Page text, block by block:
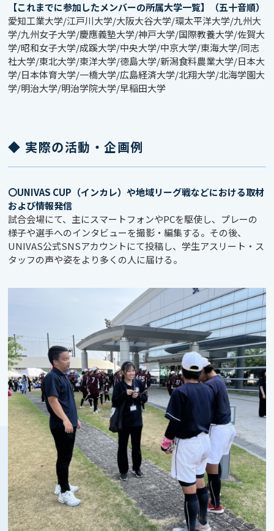
【これまでに参加したメンバーの所属大学一覧】（五十音順）
愛知工業大学/江戸川大学/大阪大谷大学/環太平洋大学/九州大
学/九州女子大学/慶應義塾大学/神戸大学/国際教養大学/佐賀大
学/昭和女子大学/成蹊大学/中央大学/中京大学/東海大学/同志
社大学/東北大学/東洋大学/徳島大学/新潟食料農業大学/日本大
学/日本体育大学/一橋大学/広島経済大学/北翔大学/北海学園大
学/明治大学/明治学院大学/早稲田大学
◆ 実際の活動・企画例
〇UNIVAS CUP（インカレ）や地域リーグ戦などにおける取材
および情報発信
試合会場にて、主にスマートフォンやPCを駆使し、プレーの
様子や選手へのインタビューを撮影・編集する。その後、
UNIVAS公式SNSアカウントにて投稿し、学生アスリート・ス
タッフの声や姿をより多くの人に届ける。